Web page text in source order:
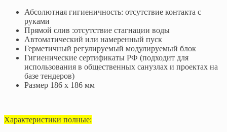
Абсолютная гигиеничность: отсутствие контакта с
руками
Прямой слив :отсутствие стагнации воды
Автоматический или намеренный пуск
Герметичный регулируемый модулируемый блок
Гигиенические сертификаты РФ (подходит для
использования в общественных санузлах и проектах на
базе тендеров)
Размер 186 x 186 мм
Характеристики полные: